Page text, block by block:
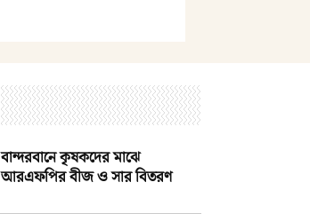
বান্দরবানে কৃষকদের মাঝে
আরএফপির বীজ ও সার বিতরণ